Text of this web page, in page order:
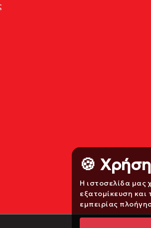
🍪
Η ιστοσελίδα μας
εξατομίκευση και
εμπειρίας